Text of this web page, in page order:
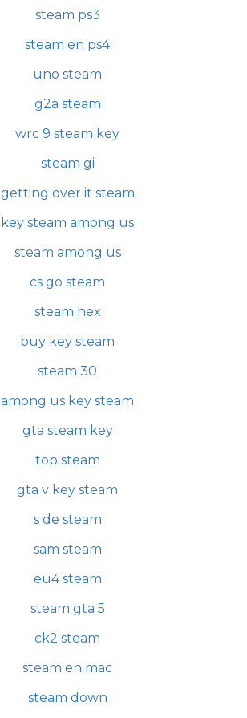
steam ps3
steam en ps4
uno steam
g2a steam
wrc 9 steam key
steam gi
getting over it steam
key steam among us
steam among us
cs go steam
steam hex
buy key steam
steam 30
among us key steam
gta steam key
top steam
gta v key steam
s de steam
sam steam
eu4 steam
steam gta 5
ck2 steam
steam en mac
steam down